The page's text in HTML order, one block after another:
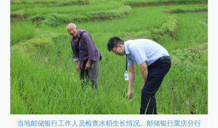
当地邮储银行工作人员检查水稻生长情况。邮储银行重庆分行